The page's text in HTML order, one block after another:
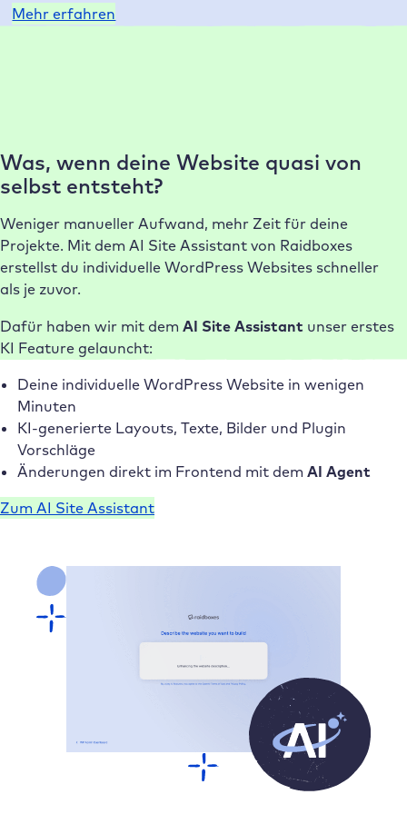
Mehr erfahren
Was, wenn deine Website quasi von
selbst entsteht?
Weniger manueller Aufwand, mehr Zeit für deine
Projekte. Mit dem AI Site Assistant von Raidboxes
erstellst du individuelle WordPress Websites schneller
als je zuvor.
Dafür haben wir mit dem AI Site Assistant unser erstes
KI Feature gelauncht:
Deine individuelle WordPress Website in wenigen
Minuten
KI-generierte Layouts, Texte, Bilder und Plugin
Vorschläge
Änderungen direkt im Frontend mit dem AI Agent
Zum AI Site Assistant